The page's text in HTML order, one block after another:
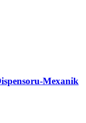
Mexanik